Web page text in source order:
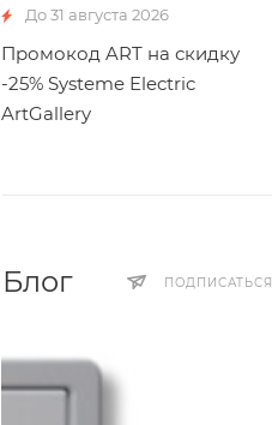
До 31 августа 2026
Промокод ART на скидку
-25% Systeme Electric
ArtGallery
Блог ПОДПИСАТЬСЯ